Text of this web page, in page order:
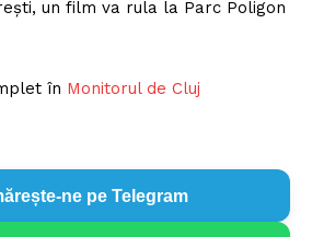
un film va rula la Parc Poligon
în Monitorul de Cluj
ne pe Telegram